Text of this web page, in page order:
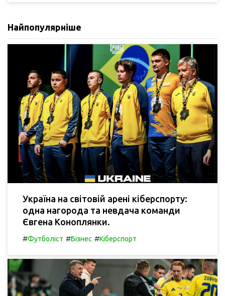
Найпопулярніше
Україна на світовій арені кіберспорту:
одна нагорода та невдача команди
Євгена Коноплянки.
#Футболіст #Бізнес #Кіберспорт